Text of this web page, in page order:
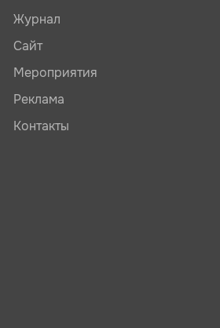
Журнал
Сайт
Мероприятия
Реклама
Контакты